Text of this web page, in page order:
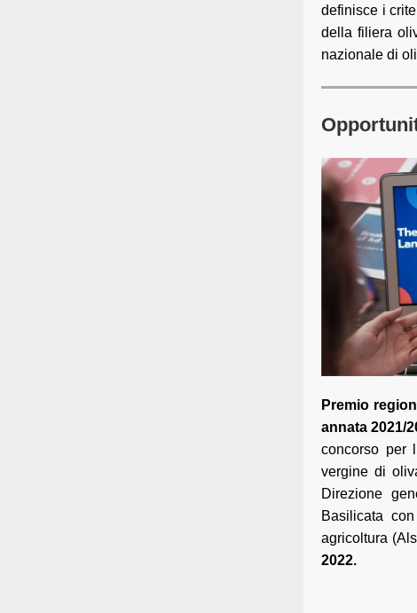
definisce i
della filiera
nazionale di
Premio
annata 2021/
concorso per
vergine di
Direzione
Basilicata
agricoltura
2022.